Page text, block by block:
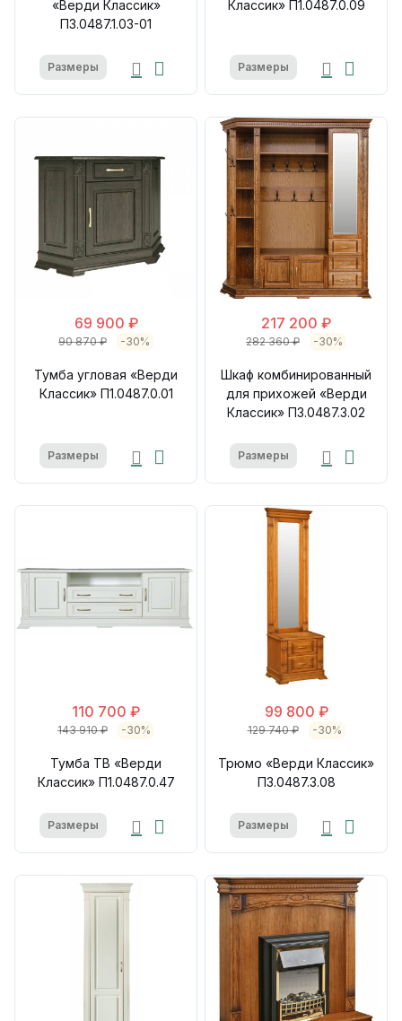
«Верди Классик»
П3.0487.1.03-01
Размеры
Классик» П1.0487.0.09
Размеры
69 900 ₽
90 870 ₽ -30%
Тумба угловая «Верди
Классик» П1.0487.0.01
Размеры
217 200 ₽
282 360 ₽ -30%
Шкаф комбинированный
для прихожей «Верди
Классик» П3.0487.3.02
Размеры
110 700 ₽
143 910 ₽ -30%
Тумба ТВ «Верди
Классик» П1.0487.0.47
Размеры
99 800 ₽
129 740 ₽ -30%
Трюмо «Верди Классик»
П3.0487.3.08
Размеры